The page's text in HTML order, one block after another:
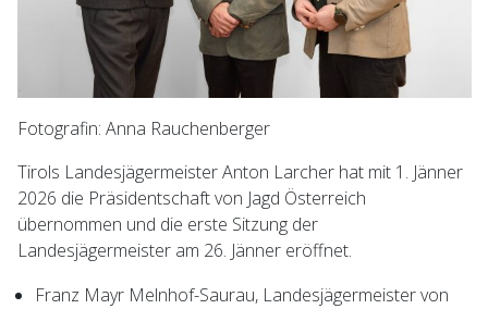
Fotografin: Anna Rauchenberger
Tirols Landesjägermeister Anton Larcher hat mit 1. Jänner
2026 die Präsidentschaft von Jagd Österreich
übernommen und die erste Sitzung der
Landesjägermeister am 26. Jänner eröffnet.
Franz Mayr Melnhof-Saurau, Landesjägermeister von